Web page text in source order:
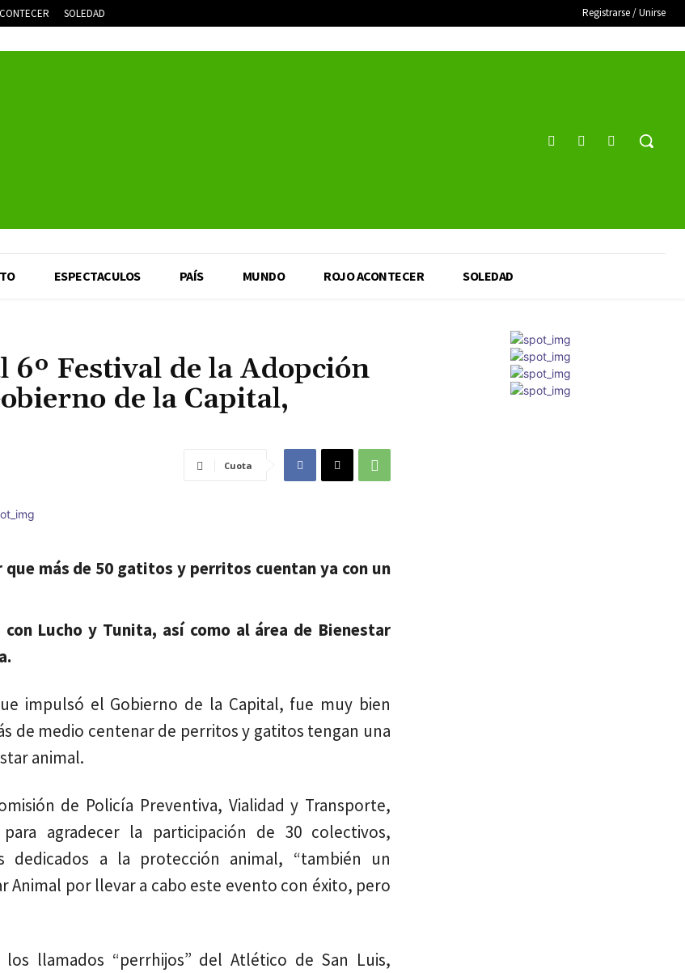
SOLEDAD Registrarse / Unirse
ESPECTACULOS PAÍS MUNDO ROJO ACONTECER SOLEDAD
Festival de la Adopción
de la Capital,
Cuota
más de 50 gatitos y perritos cuentan ya con un
Lucho y Tunita, así como al área de Bienestar
impulsó el Gobierno de la Capital, fue muy bien
de medio centenar de perritos y gatitos tengan una
animal.
de Policía Preventiva, Vialidad y Transporte,
agradecer la participación de 30 colectivos,
dedicados a la protección animal, “también un
por llevar a cabo este evento con éxito, pero
llamados “perrhijos” del Atlético de San Luis,